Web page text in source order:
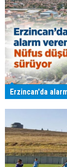
Erzincan'da